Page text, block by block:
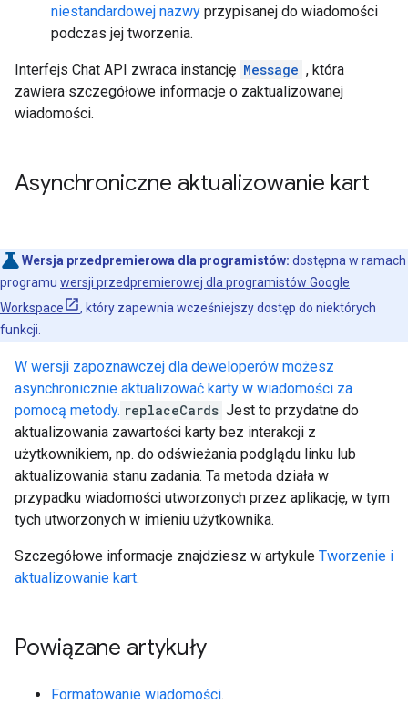
niestandardowej nazwy przypisanej do wiadomości
podczas jej tworzenia.
Interfejs Chat API zwraca instancję Message , która
zawiera szczegółowe informacje o zaktualizowanej
wiadomości.
Asynchroniczne aktualizowanie kart
Wersja przedpremierowa dla programistów: dostępna w ramach
programu wersji przedpremierowej dla programistów Google
Workspace
, który zapewnia wcześniejszy dostęp do niektórych
funkcji.
W wersji zapoznawczej dla deweloperów możesz
asynchronicznie aktualizować karty w wiadomości za
pomocą metody. replaceCards Jest to przydatne do
aktualizowania zawartości karty bez interakcji z
użytkownikiem, np. do odświeżania podglądu linku lub
aktualizowania stanu zadania. Ta metoda działa w
przypadku wiadomości utworzonych przez aplikację, w tym
tych utworzonych w imieniu użytkownika.
Szczegółowe informacje znajdziesz w artykule Tworzenie i
aktualizowanie kart.
Powiązane artykuły
Formatowanie wiadomości.